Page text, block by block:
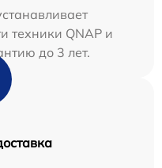
техники QNAP и
до 3 лет.